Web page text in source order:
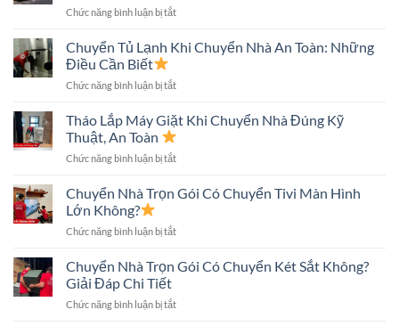
Nhanh
Nhanh,
Toàn,
Chi
Chức năng bình luận bị tắtở
Nhà
Nhà
An
Quy
Trình
Những
Cần
Chuyển Tủ Lạnh Khi Chuyển Nhà An Toàn: Những
Điều Cần Biết
Chức năng bình luận bị tắtở
Tủ
Lạnh
Chuyển
An
Điều
Biết
Tháo Lắp Máy Giặt Khi Chuyển Nhà Đúng Kỹ
Thuật, An Toàn
Chức năng bình luận bị tắtở
Lắp
Máy
Khi
Nhà
Thuật,
Chuyển Nhà Trọn Gói Có Chuyển Tivi Màn Hình
Lớn Không?
Chức năng bình luận bị tắtở
Nhà
Trọn
Có
Chuyển Nhà Trọn Gói Có Chuyển Két Sắt Không?
Giải Đáp Chi Tiết
Chức năng bình luận bị tắtở